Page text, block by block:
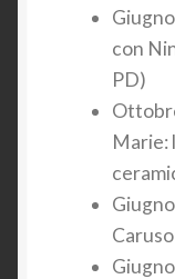
con
PD)
Marie:
Caruso